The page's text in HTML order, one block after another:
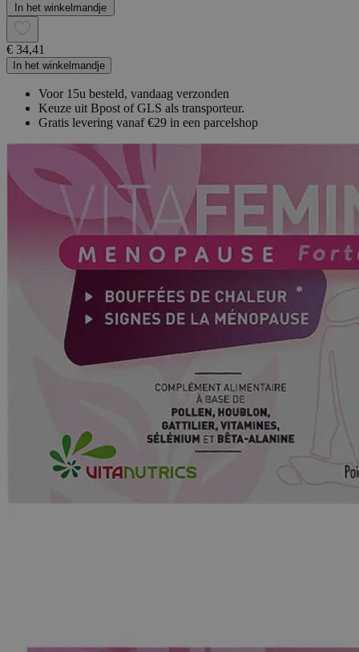
In het winkelmandje
€ 34,41
In het winkelmandje
Voor 15u besteld, vandaag verzonden
Keuze uit Bpost of GLS als transporteur.
Gratis levering vanaf €29 in een parcelshop